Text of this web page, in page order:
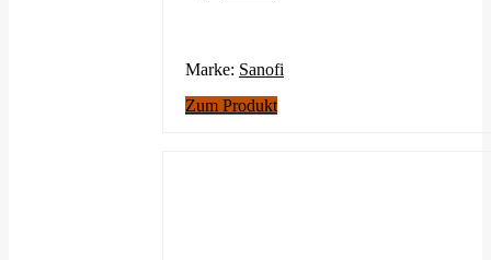
Marke: Sanofi
Zum Produkt